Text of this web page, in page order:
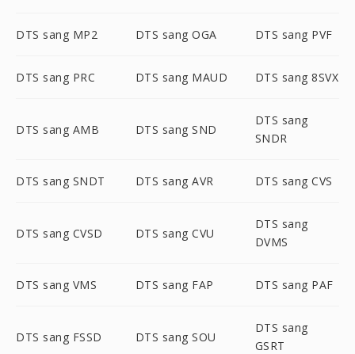
DTS sang MP2 DTS sang OGA DTS sang PVF
DTS sang PRC DTS sang MAUD DTS sang 8SVX
DTS sang AMB DTS sang SND
DTS sang
SNDR
DTS sang SNDT DTS sang AVR DTS sang CVS
DTS sang CVSD DTS sang CVU
DTS sang
DVMS
DTS sang VMS DTS sang FAP DTS sang PAF
DTS sang FSSD DTS sang SOU
DTS sang
GSRT